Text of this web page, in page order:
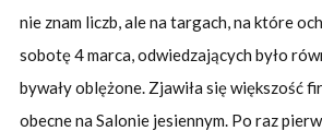
nie znam liczb, ale na targach, na które
sobotę 4 marca, odwiedzających było
bywały oblężone. Zjawiła się większość
obecne na Salonie jesiennym. Po raz